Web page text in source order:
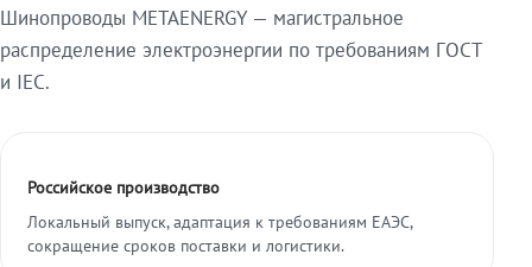
Шинопроводы METAENERGY — магистральное
распределение электроэнергии по требованиям ГОСТ
и IEC.
Российское производство
Локальный выпуск, адаптация к требованиям ЕАЭС,
сокращение сроков поставки и логистики.